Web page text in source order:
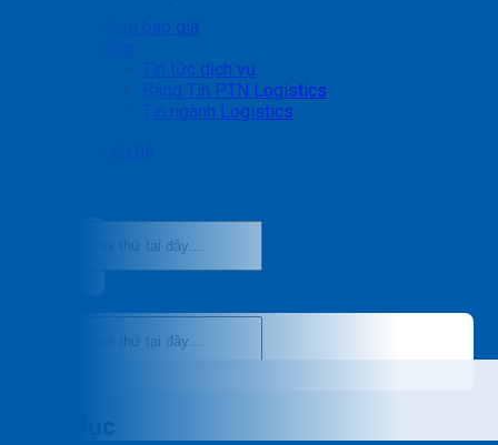
Nhận báo giá
Tin tức dịch vụ
Bảng Tin PTN Logistics
Tin ngành Logistics